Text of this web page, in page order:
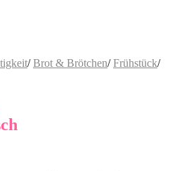
/ Brot & Brötchen/ Frühstück/